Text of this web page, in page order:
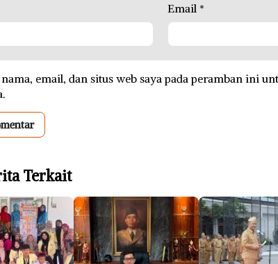
Email *
email, dan situs web saya pada peramban ini
Terkait